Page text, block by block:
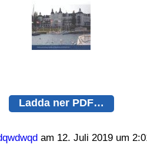
Ladda ner PDF…
am 12. Juli 2019 um